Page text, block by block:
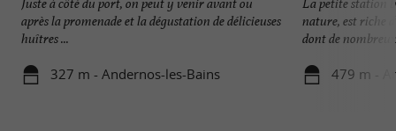
après la promenade et la dégustation de délicieuses
huîtres ...
327 m - Andernos-les-Bains
nature, est riche
dont de
479 m -